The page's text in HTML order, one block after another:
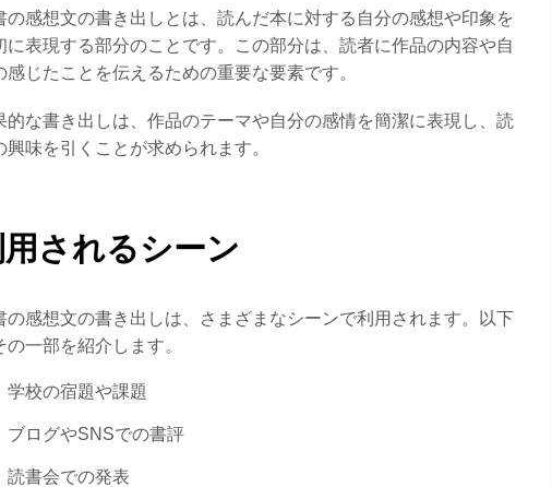
の感想文の書き出しとは、読んだ本に対する自分の感想や印象を
に表現する部分のことです。この部分は、読者に作品の内容や自
感じたことを伝えるための重要な要素です。
的な書き出しは、作品のテーマや自分の感情を簡潔に表現し、読
興味を引くことが求められます。
されるシーン
の感想文の書き出しは、さまざまなシーンで利用されます。以下
の一部を紹介します。
学校の宿題や課題
ブログやSNSでの書評
読書会での発表